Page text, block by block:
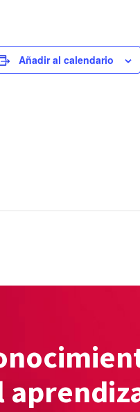
Añadir al calendario